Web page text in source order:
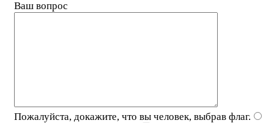
Ваш вопрос
Пожалуйста, докажите, что вы человек, выбрав флаг.